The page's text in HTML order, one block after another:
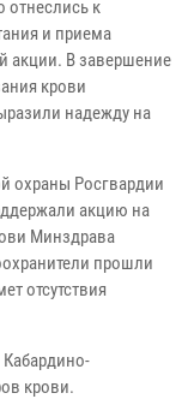
отнеслись к
и приема
акции. В завершение
крови
надежду на
охраны Росгвардии
акцию на
Минздрава
прошли
отсутствия
крови.